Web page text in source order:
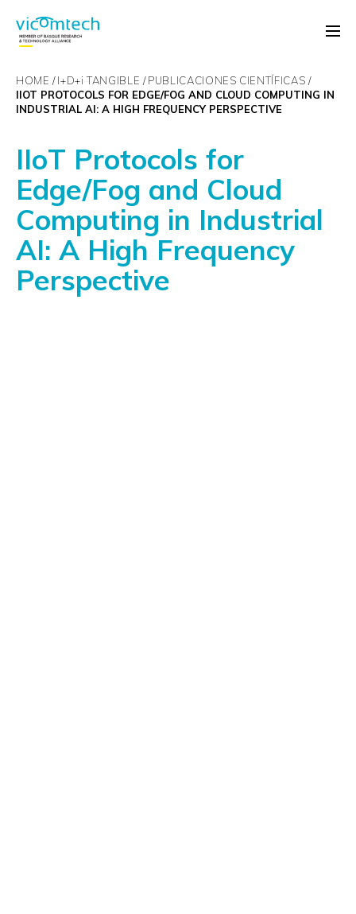
HOME I+D+i TANGIBLE PUBLICACIONES CIENTÍFICAS
IIOT PROTOCOLS FOR EDGE/FOG AND CLOUD COMPUTING IN
INDUSTRIAL AI: A HIGH FREQUENCY PERSPECTIVE
IIoT Protocols for
Edge/Fog and Cloud
Computing in Industrial
AI: A High Frequency
Perspective